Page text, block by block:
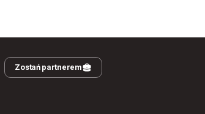
Zostań partnerem